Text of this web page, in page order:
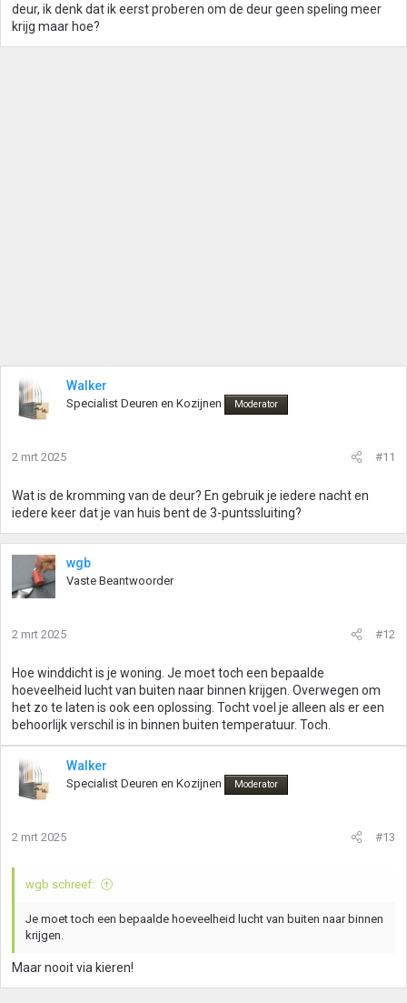
deur, ik denk dat ik eerst proberen om de deur geen speling meer
krijg maar hoe?
Walker
Specialist Deuren en Kozijnen Moderator
2 mrt 2025 #11
Wat is de kromming van de deur? En gebruik je iedere nacht en
iedere keer dat je van huis bent de 3-puntssluiting?
wgb
Vaste Beantwoorder
2 mrt 2025 #12
Hoe winddicht is je woning. Je moet toch een bepaalde
hoeveelheid lucht van buiten naar binnen krijgen. Overwegen om
het zo te laten is ook een oplossing. Tocht voel je alleen als er een
behoorlijk verschil is in binnen buiten temperatuur. Toch.
Walker
Specialist Deuren en Kozijnen Moderator
2 mrt 2025 #13
wgb schreef:
Je moet toch een bepaalde hoeveelheid lucht van buiten naar binnen
krijgen.
Maar nooit via kieren!